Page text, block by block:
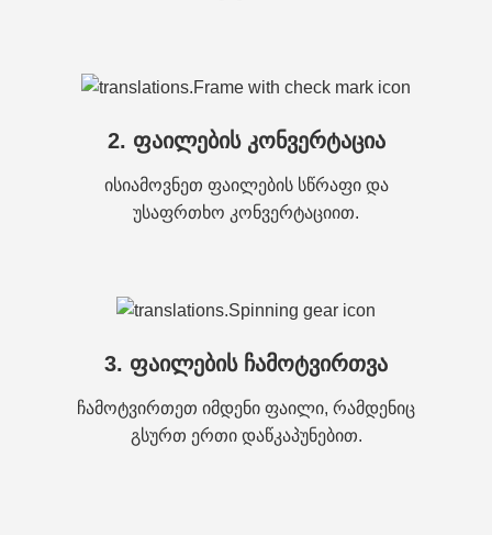
2. ფაილების კონვერტაცია
ისიამოვნეთ ფაილების სწრაფი და
უსაფრთხო კონვერტაციით.
3. ფაილების ჩამოტვირთვა
ჩამოტვირთეთ იმდენი ფაილი, რამდენიც
გსურთ ერთი დაწკაპუნებით.